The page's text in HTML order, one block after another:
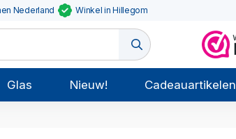
Nederland Winkel in Hillegom
Glas Nieuw! Cadeauartikelen